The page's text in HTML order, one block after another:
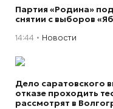
Партия «Родина»
снятии с выборов
14:44 Новости
Дело саратовского
отказе проходить
рассмотрят в